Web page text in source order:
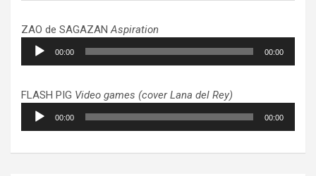
ZAO de SAGAZANAspiration
Lecteur
audio
00:00 00:00
FLASH PIG Video games (cover Lana del Rey)
Lecteur
audio
00:00 00:00